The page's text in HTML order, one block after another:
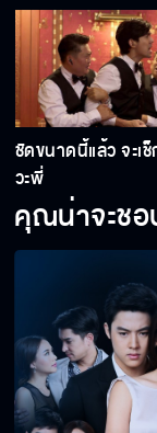
ชัดขนาดนี้แล้ว จะเช็
วะพี่
คุณน่าจะช